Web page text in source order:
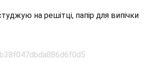
на решітці, папір для випічки